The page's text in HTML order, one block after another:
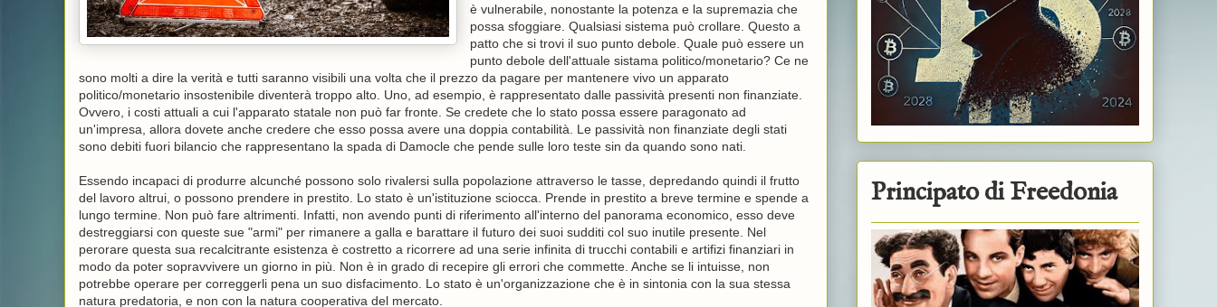
è vulnerabile, nonostante la potenza e la supremazia che
possa sfoggiare. Qualsiasi sistema può crollare. Questo a
patto che si trovi il suo punto debole. Quale può essere un
punto debole dell'attuale sistama politico/monetario? Ce ne
sono molti a dire la verità e tutti saranno visibili una volta che il prezzo da pagare per mantenere vivo un apparato
politico/monetario insostenibile diventerà troppo alto. Uno, ad esempio, è rappresentato dalle passività presenti non finanziate.
Ovvero, i costi attuali a cui l'apparato statale non può far fronte. Se credete che lo stato possa essere paragonato ad
un'impresa, allora dovete anche credere che esso possa avere una doppia contabilità. Le passività non finanziate degli stati
sono debiti fuori bilancio che rappresentano la spada di Damocle che pende sulle loro teste sin da quando sono nati.
Essendo incapaci di produrre alcunché possono solo rivalersi sulla popolazione attraverso le tasse, depredando quindi il frutto
del lavoro altrui, o possono prendere in prestito. Lo stato è un'istituzione sciocca. Prende in prestito a breve termine e spende a
lungo termine. Non può fare altrimenti. Infatti, non avendo punti di riferimento all'interno del panorama economico, esso deve
destreggiarsi con queste sue "armi" per rimanere a galla e barattare il futuro dei suoi sudditi col suo inutile presente. Nel
perorare questa sua recalcitrante esistenza è costretto a ricorrere ad una serie infinita di trucchi contabili e artifizi finanziari in
modo da poter sopravvivere un giorno in più. Non è in grado di recepire gli errori che commette. Anche se li intuisse, non
potrebbe operare per correggerli pena un suo disfacimento. Lo stato è un'organizzazione che è in sintonia con la sua stessa
natura predatoria, e non con la natura cooperativa del mercato.
Principato di Freedonia